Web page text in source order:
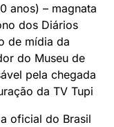
anos) – magnata
dos Diários
de mídia da
do Museu de
pela chegada
da TV Tupi
oficial do Brasil